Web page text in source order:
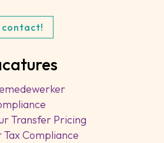
contact!
Transfer Pricing
Compliance